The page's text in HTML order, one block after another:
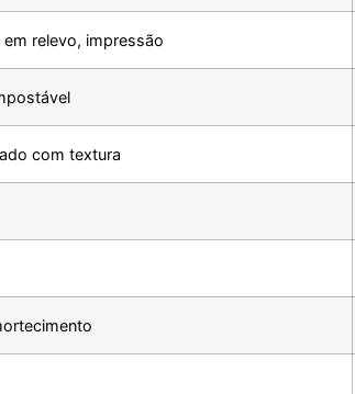
relevo, impressão
com textura